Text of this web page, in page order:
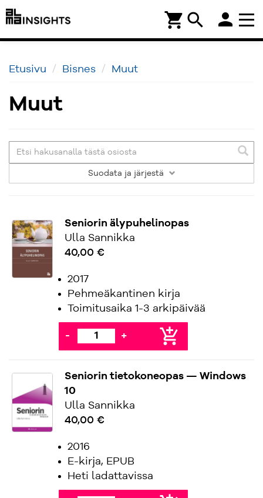
search
shopping_cart person
Etusivu Bisnes Muut
Muut
Suodata ja järjestä
Seniorin älypuhelinopas
Ulla Sannikka
40,00 €
2017
Pehmeäkantinen kirja
Toimitusaika 1-3 arkipäivää
- + add_shopping_cart
Seniorin tietokoneopas — Windows
10
Ulla Sannikka
40,00 €
2016
E-kirja, EPUB
Heti ladattavissa